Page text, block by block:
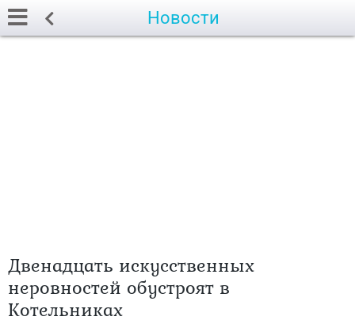
Новости
Двенадцать искусственных
неровностей обустроят в
Котельниках